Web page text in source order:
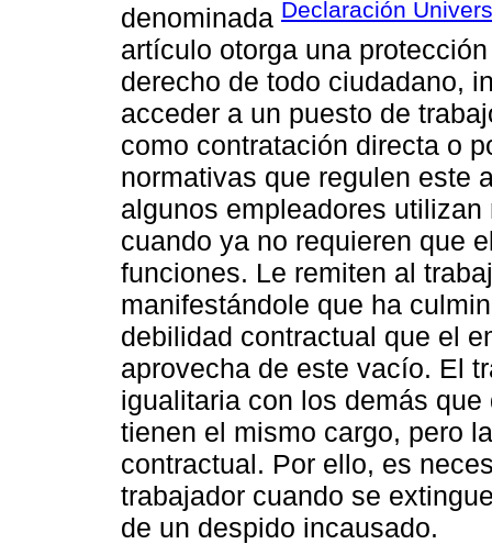
denominada Declaración
artículo otorga una
derecho de todo ciudadano,
acceder a un puesto de
como contratación directa o
normativas que regulen este
algunos empleadores
cuando ya no requieren que
funciones. Le remiten al
manifestándole que ha
debilidad contractual que el
aprovecha de este vacío. El
igualitaria con los demás
tienen el mismo cargo, pero
contractual. Por ello, es
trabajador cuando se
de un despido incausado.